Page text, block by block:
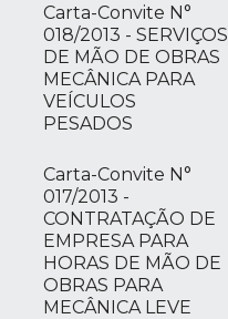
Carta-Convite N°
018/2013 - SERVIÇOS
DE MÃO DE OBRAS
MECÂNICA PARA
VEÍCULOS
PESADOS
Carta-Convite N°
017/2013 -
CONTRATAÇÃO DE
EMPRESA PARA
HORAS DE MÃO DE
OBRAS PARA
MECÂNICA LEVE